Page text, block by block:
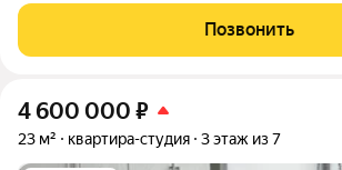
Продаётся со всей мебелью и техникой,
эксплуатации полтора года. Квартира
Позвонить
4 600 000 ₽
23 м² квартира-студия 3 этаж из 7